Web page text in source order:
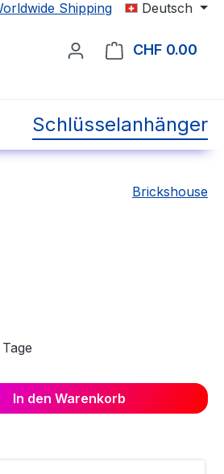
Shipping Deutsch
CHF 0.00
Schlüsselanhänger
Brickshouse
gewünschten Wert
In den Warenkorb